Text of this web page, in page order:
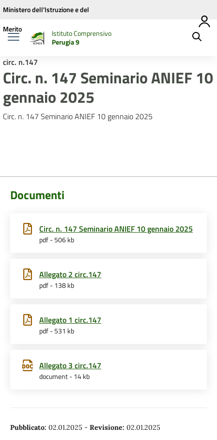
Vai ai contenuti
Vai al menu di navigazione
Vai al footer
Ministero dell'Istruzione e del
Merito
Istituto Comprensivo
Perugia 9
circ. n.147
Circ. n. 147 Seminario ANIEF 10
gennaio 2025
Circ. n. 147 Seminario ANIEF 10 gennaio 2025
Documenti
Circ. n. 147 Seminario ANIEF 10 gennaio 2025
pdf - 506 kb
Allegato 2 circ.147
pdf - 138 kb
Allegato 1 circ.147
pdf - 531 kb
Allegato 3 circ.147
document - 14 kb
Pubblicato: 02.01.2025 - Revisione: 02.01.2025